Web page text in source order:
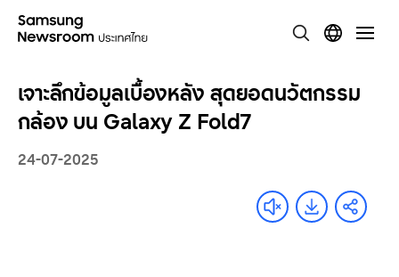
เจาะลึกข้อมูลเบื้องหลัง สุดยอดนวัตกรรม
กล้อง บน Galaxy Z Fold7
24-07-2025